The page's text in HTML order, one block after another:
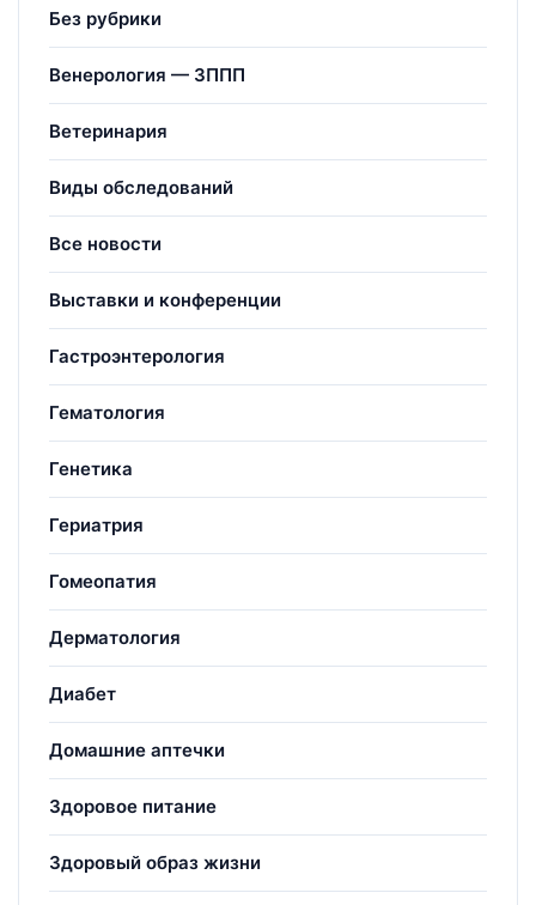
Без рубрики
Венерология — ЗППП
Ветеринария
Виды обследований
Все новости
Выставки и конференции
Гастроэнтерология
Гематология
Генетика
Гериатрия
Гомеопатия
Дерматология
Диабет
Домашние аптечки
Здоровое питание
Здоровый образ жизни